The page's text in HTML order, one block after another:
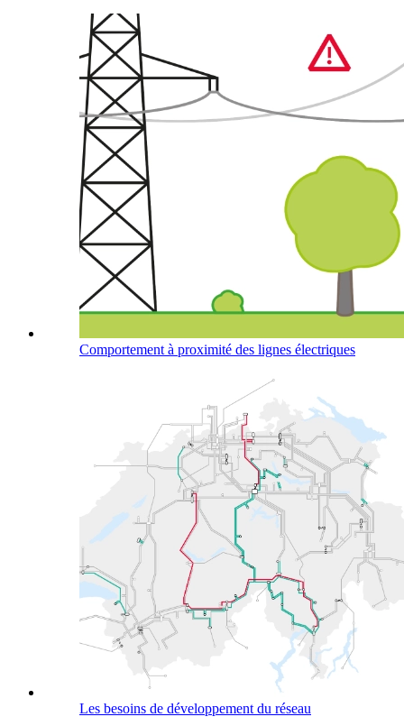
Comportement à proximité des lignes électriques
Les besoins de développement du réseau